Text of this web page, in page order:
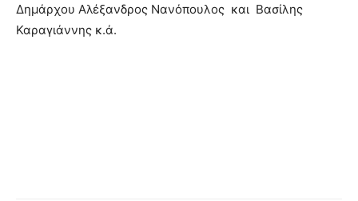
Δημάρχου Αλέξανδρος Νανόπουλος και Βασίλης
Καραγιάννης κ.ά.